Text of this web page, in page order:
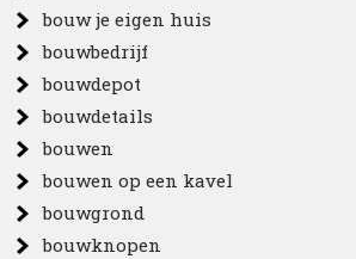
bouw je eigen huis
bouwbedrijf
bouwdepot
bouwdetails
bouwen
bouwen op een kavel
bouwgrond
bouwknopen